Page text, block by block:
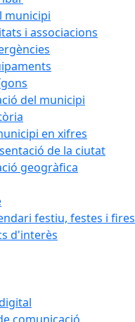
municipi
i associacions
del municipi
en xifres
de la ciutat
geogràfica
festiu, festes i fires
d'interès